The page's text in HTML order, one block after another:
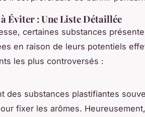
Éviter : Une Liste Détaillée
certaines substances
en raison de leurs potentiels
les plus controversés :
des substances plastifiantes
fixer les arômes.